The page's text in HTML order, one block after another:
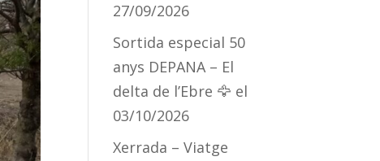
27/09/2026
Sortida especial 50
anys DEPANA – El
delta de l’Ebre 🦅 el
03/10/2026
Xerrada – Viatge